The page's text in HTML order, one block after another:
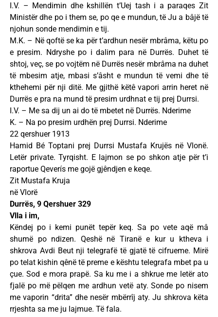
I.V. – Mendimin dhe kshillën t’Uej tash i a paraqes Zit
Ministër dhe po i them se, po qe e mundun, të Ju a bâjë të
njohun sonde mendimin e tij.
M.K. – Në qoftë se ka për t’ardhun nesër mbrâma, këtu po
e presim. Ndryshe po i dalim para në Durrës. Duhet të
shtoj, veç, se po vojtëm në Durrës nesër mbrâma na duhet
të mbesim atje, mbasi s’âsht e mundun të vemi dhe të
kthehemi për nji ditë. Me gjithë këtê vapori arrin heret në
Durrës e pra na mund të presim urdhnat e tij prej Durrsi.
I.V. – Me sa dij un ai do të mbetet në Durrës. Nderime
K. – Na po presim urdhën prej Durrsi. Nderime
22 qershuer 1913
Hamid Bé Toptani prej Durrsi Mustafa Krujës në Vlonë.
Letër private. Tyrqisht. E lajmon se po shkon atje për t’i
raportue Qeverís me gojë gjêndjen e keqe.
Zit Mustafa Kruja
në Vlorë
Durrës, 9 Qershuer 329
Vlla i im,
Këndej po i kemi punët tepër keq. Sa po vete aqë mâ
shumë po ndizen. Qeshë në Tiranë e kur u ktheva i
shkrova Avdi Beut nji telegrafë të gjatë të cifrueme. Mirë
po telat kishin qênë të preme e kështu telegrafa mbet pa u
çue. Sod e mora prapë. Sa ku me i a shkrue me letër ato
fjalë po më pëlqen me ardhun vetë aty. Sonde po nisem
me vaporin “drita” dhe nesër mbërrîj aty. Ju shkrova këta
rrjeshta sa me ju lajmue. Të fala.